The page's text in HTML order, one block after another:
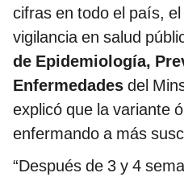
cifras en todo el país,
vigilancia en salud
de Epidemiología,
Enfermedades del
explicó que la variante
enfermando a más
“Después de 3 y 4